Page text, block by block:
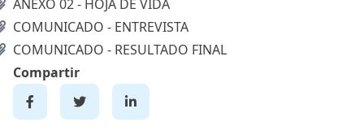
ANEXO 02 - HOJA DE VIDA
COMUNICADO - ENTREVISTA
COMUNICADO - RESULTADO FINAL
Compartir